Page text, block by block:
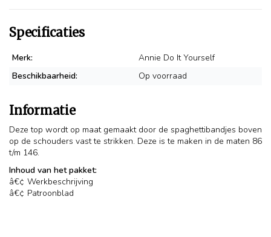
Specificaties
Merk:
Annie Do It Yourself
Beschikbaarheid:
Op voorraad
Informatie
Deze top wordt op maat gemaakt door de spaghettibandjes boven
op de schouders vast te strikken. Deze is te maken in de maten 86
t/m 146.
Inhoud van het pakket:
â€¢ Werkbeschrijving
â€¢ Patroonblad